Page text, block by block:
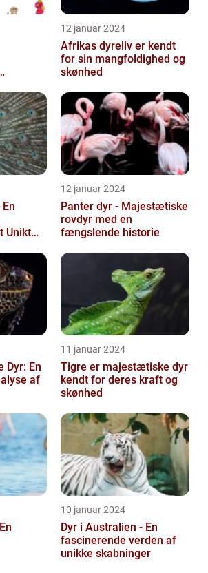
12 januar 2024
Afrikas dyreliv er kendt
for sin mangfoldighed og
skønhed
Unikt
12 januar 2024
Panter dyr - Majestætiske
rovdyr med en
fængslende historie
Dyr: En
af
11 januar 2024
Tigre er majestætiske dyr
kendt for deres kraft og
skønhed
10 januar 2024
Dyr i Australien - En
fascinerende verden af
unikke skabninger